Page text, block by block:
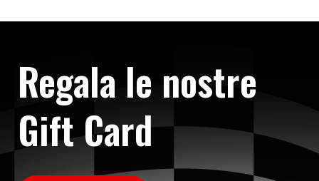
Regala le nostre
Gift Card